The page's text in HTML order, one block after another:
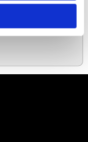
administrativa